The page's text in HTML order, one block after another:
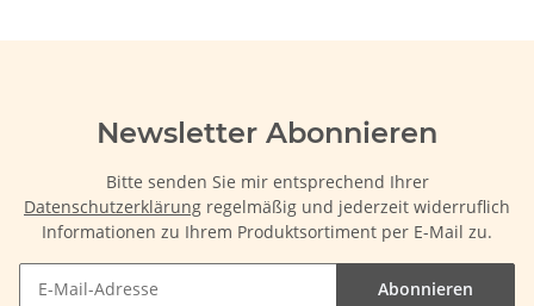
Newsletter Abonnieren
Bitte senden Sie mir entsprechend Ihrer
Datenschutzerklärung regelmäßig und jederzeit widerruflich
Informationen zu Ihrem Produktsortiment per E-Mail zu.
Abonnieren